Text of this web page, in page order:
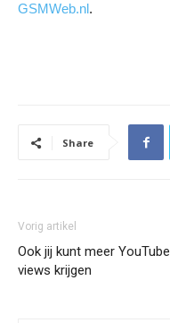
GSMWeb.nl.
Share
Vorig artikel
Ook jij kunt meer YouTube
views krijgen